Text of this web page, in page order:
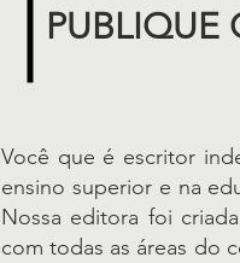
PUBLIQUE
Você que é escritor
ensino superior e na
Nossa editora foi
com todas as áreas do